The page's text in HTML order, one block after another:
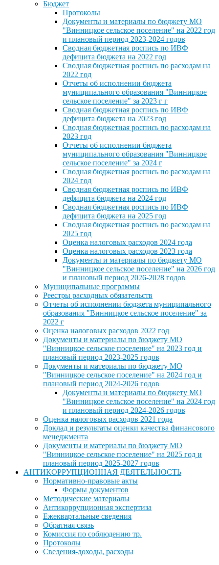
Бюджет
Протоколы
Документы и материалы по бюджету МО
"Винницкое сельское поселение" на 2022 год
и плановый период 2023-2024 годов
Сводная бюджетная роспись по ИВФ
дефицита бюджета на 2022 год
Сводная бюджетная роспись по расходам на
2022 год
Отчеты об исполнении бюджета
муниципального образования "Винницкое
сельское поселение" за 2023 г г
Сводная бюджетная роспись по ИВФ
дефицита бюджета на 2023 год
Сводная бюджетная роспись по расходам на
2023 год
Отчеты об исполнении бюджета
муниципального образования "Винницкое
сельское поселение" за 2024 г
Сводная бюджетная роспись по расходам на
2024 год
Сводная бюджетная роспись по ИВФ
дефицита бюджета на 2024 год
Сводная бюджетная роспись по ИВФ
дефицита бюджета на 2025 год
Сводная бюджетная роспись по расходам на
2025 год
Оценка налоговых расходов 2024 года
Оценка налоговых расходов 2023 года
Документы и материалы по бюджету МО
"Винницкое сельское поселение" на 2026 год
и плановый период 2026-2028 годов
Муниципальные программы
Реестры расходных обязательств
Отчеты об исполнении бюджета муниципального
образования "Винницкое сельское поселение" за
2022 г
Оценка налоговых расходов 2022 год
Документы и материалы по бюджету МО
"Винницкое сельское поселение" на 2023 год и
плановый период 2023-2025 годов
Документы и материалы по бюджету МО
"Винницкое сельское поселение" на 2024 год и
плановый период 2024-2026 годов
Документы и материалы по бюджету МО
"Винницкое сельское поселение" на 2024 год
и плановый период 2024-2026 годов
Оценка налоговых расходов 2021 года
Доклад и результаты оценки качества финансового
менеджмента
Документы и материалы по бюджету МО
"Винницкое сельское поселение" на 2025 год и
плановый период 2025-2027 годов
АНТИКОРРУПЦИОННАЯ ДЕЯТЕЛЬНОСТЬ
Нормативно-правовые акты
Формы документов
Методические материалы
Антикоррупционная экспертиза
Ежеквартальные сведения
Обратная связь
Комиссия по соблюдению тр.
Протоколы
Сведения-доходы, расходы